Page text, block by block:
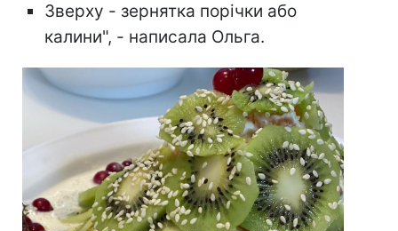
Зверху - зернятка порічки або
калини", - написала Ольга.